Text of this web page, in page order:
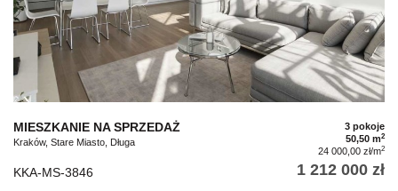
MIESZKANIE NA SPRZEDAŻ
Kraków, Stare Miasto, Długa
3 pokoje
50,50 m2
24 000,00 zł/m2
KKA-MS-3846 1 212 000 zł